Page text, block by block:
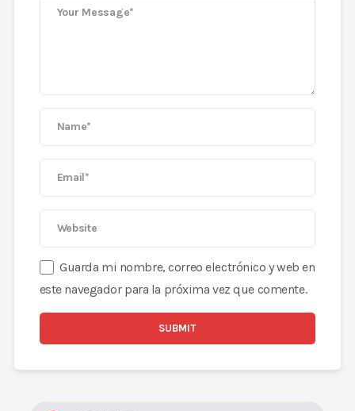
Guarda mi nombre, correo electrónico y web en
este navegador para la próxima vez que comente.